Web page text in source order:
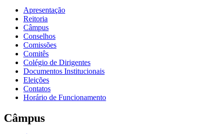
Apresentação
Reitoria
Câmpus
Conselhos
Comissões
Comitês
Colégio de Dirigentes
Documentos Institucionais
Eleições
Contatos
Horário de Funcionamento
Câmpus